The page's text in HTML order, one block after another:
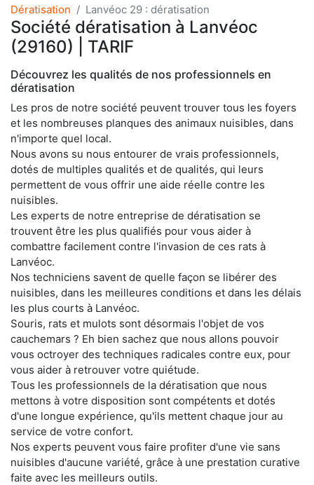
Dératisation Lanvéoc 29 : dératisation
Société dératisation à Lanvéoc
(29160) | TARIF
Découvrez les qualités de nos professionnels en
dératisation
Les pros de notre société peuvent trouver tous les foyers
et les nombreuses planques des animaux nuisibles, dans
n'importe quel local.
Nous avons su nous entourer de vrais professionnels,
dotés de multiples qualités et de qualités, qui leurs
permettent de vous offrir une aide réelle contre les
nuisibles.
Les experts de notre entreprise de dératisation se
trouvent être les plus qualifiés pour vous aider à
combattre facilement contre l'invasion de ces rats à
Lanvéoc.
Nos techniciens savent de quelle façon se libérer des
nuisibles, dans les meilleures conditions et dans les délais
les plus courts à Lanvéoc.
Souris, rats et mulots sont désormais l'objet de vos
cauchemars ? Eh bien sachez que nous allons pouvoir
vous octroyer des techniques radicales contre eux, pour
vous aider à retrouver votre quiétude.
Tous les professionnels de la dératisation que nous
mettons à votre disposition sont compétents et dotés
d'une longue expérience, qu'ils mettent chaque jour au
service de votre confort.
Nos experts peuvent vous faire profiter d'une vie sans
nuisibles d'aucune variété, grâce à une prestation curative
faite avec les meilleurs outils.